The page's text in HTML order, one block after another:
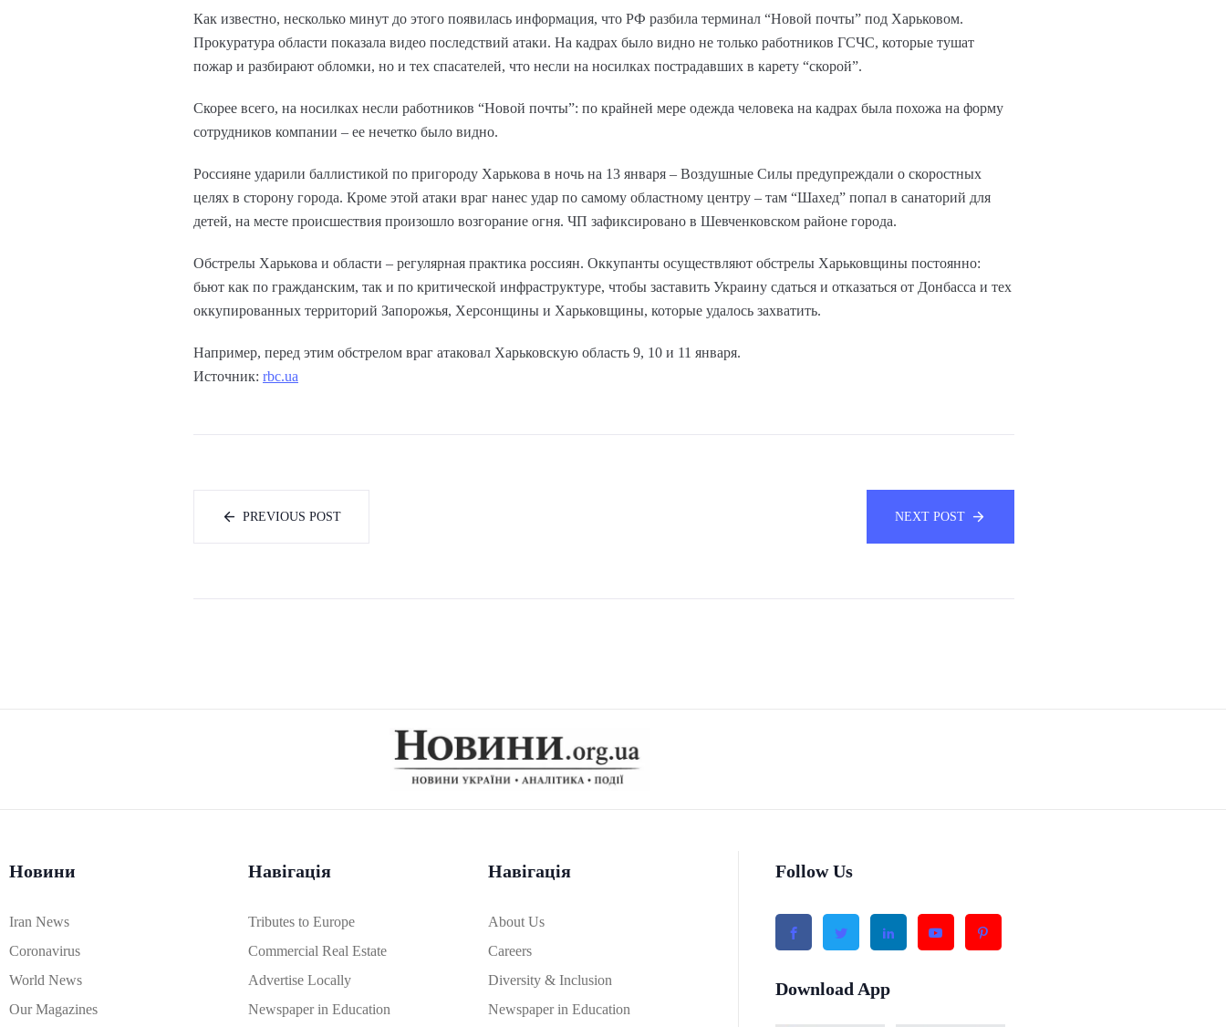
Как известно, несколько минут до этого появилась информация, что РФ разбила терминал “Новой почты” под Харьковом.
Прокуратура области показала видео последствий атаки. На кадрах было видно не только работников ГСЧС, которые тушат
пожар и разбирают обломки, но и тех спасателей, что несли на носилках пострадавших в карету “скорой”.
Скорее всего, на носилках несли работников “Новой почты”: по крайней мере одежда человека на кадрах была похожа на форму
сотрудников компании – ее нечетко было видно.
Россияне ударили баллистикой по пригороду Харькова в ночь на 13 января – Воздушные Силы предупреждали о скоростных
целях в сторону города. Кроме этой атаки враг нанес удар по самому областному центру – там “Шахед” попал в санаторий для
детей, на месте происшествия произошло возгорание огня. ЧП зафиксировано в Шевченковском районе города.
Обстрелы Харькова и области – регулярная практика россиян. Оккупанты осуществляют обстрелы Харьковщины постоянно:
бьют как по гражданским, так и по критической инфраструктуре, чтобы заставить Украину сдаться и отказаться от Донбасса и тех
оккупированных территорий Запорожья, Херсонщины и Харьковщины, которые удалось захватить.
Например, перед этим обстрелом враг атаковал Харьковскую область 9, 10 и 11 января.
Источник: rbc.ua
PREVIOUS POST NEXT POST
Новини
Iran News
Coronavirus
World News
Our Magazines
Навігація
Tributes to Europe
Commercial Real Estate
Advertise Locally
Newspaper in Education
Навігація
About Us
Careers
Diversity & Inclusion
Newspaper in Education
Follow Us
Download App